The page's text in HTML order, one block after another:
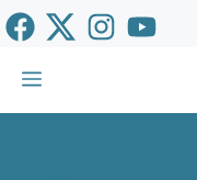
Saltar
al
contenido
Menú